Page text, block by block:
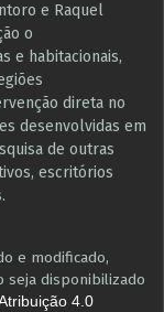
e Raquel
o
e habitacionais,
direta no
desenvolvidas em
​de outras
escritórios
e modificado,
seja disponibilizado
4.0